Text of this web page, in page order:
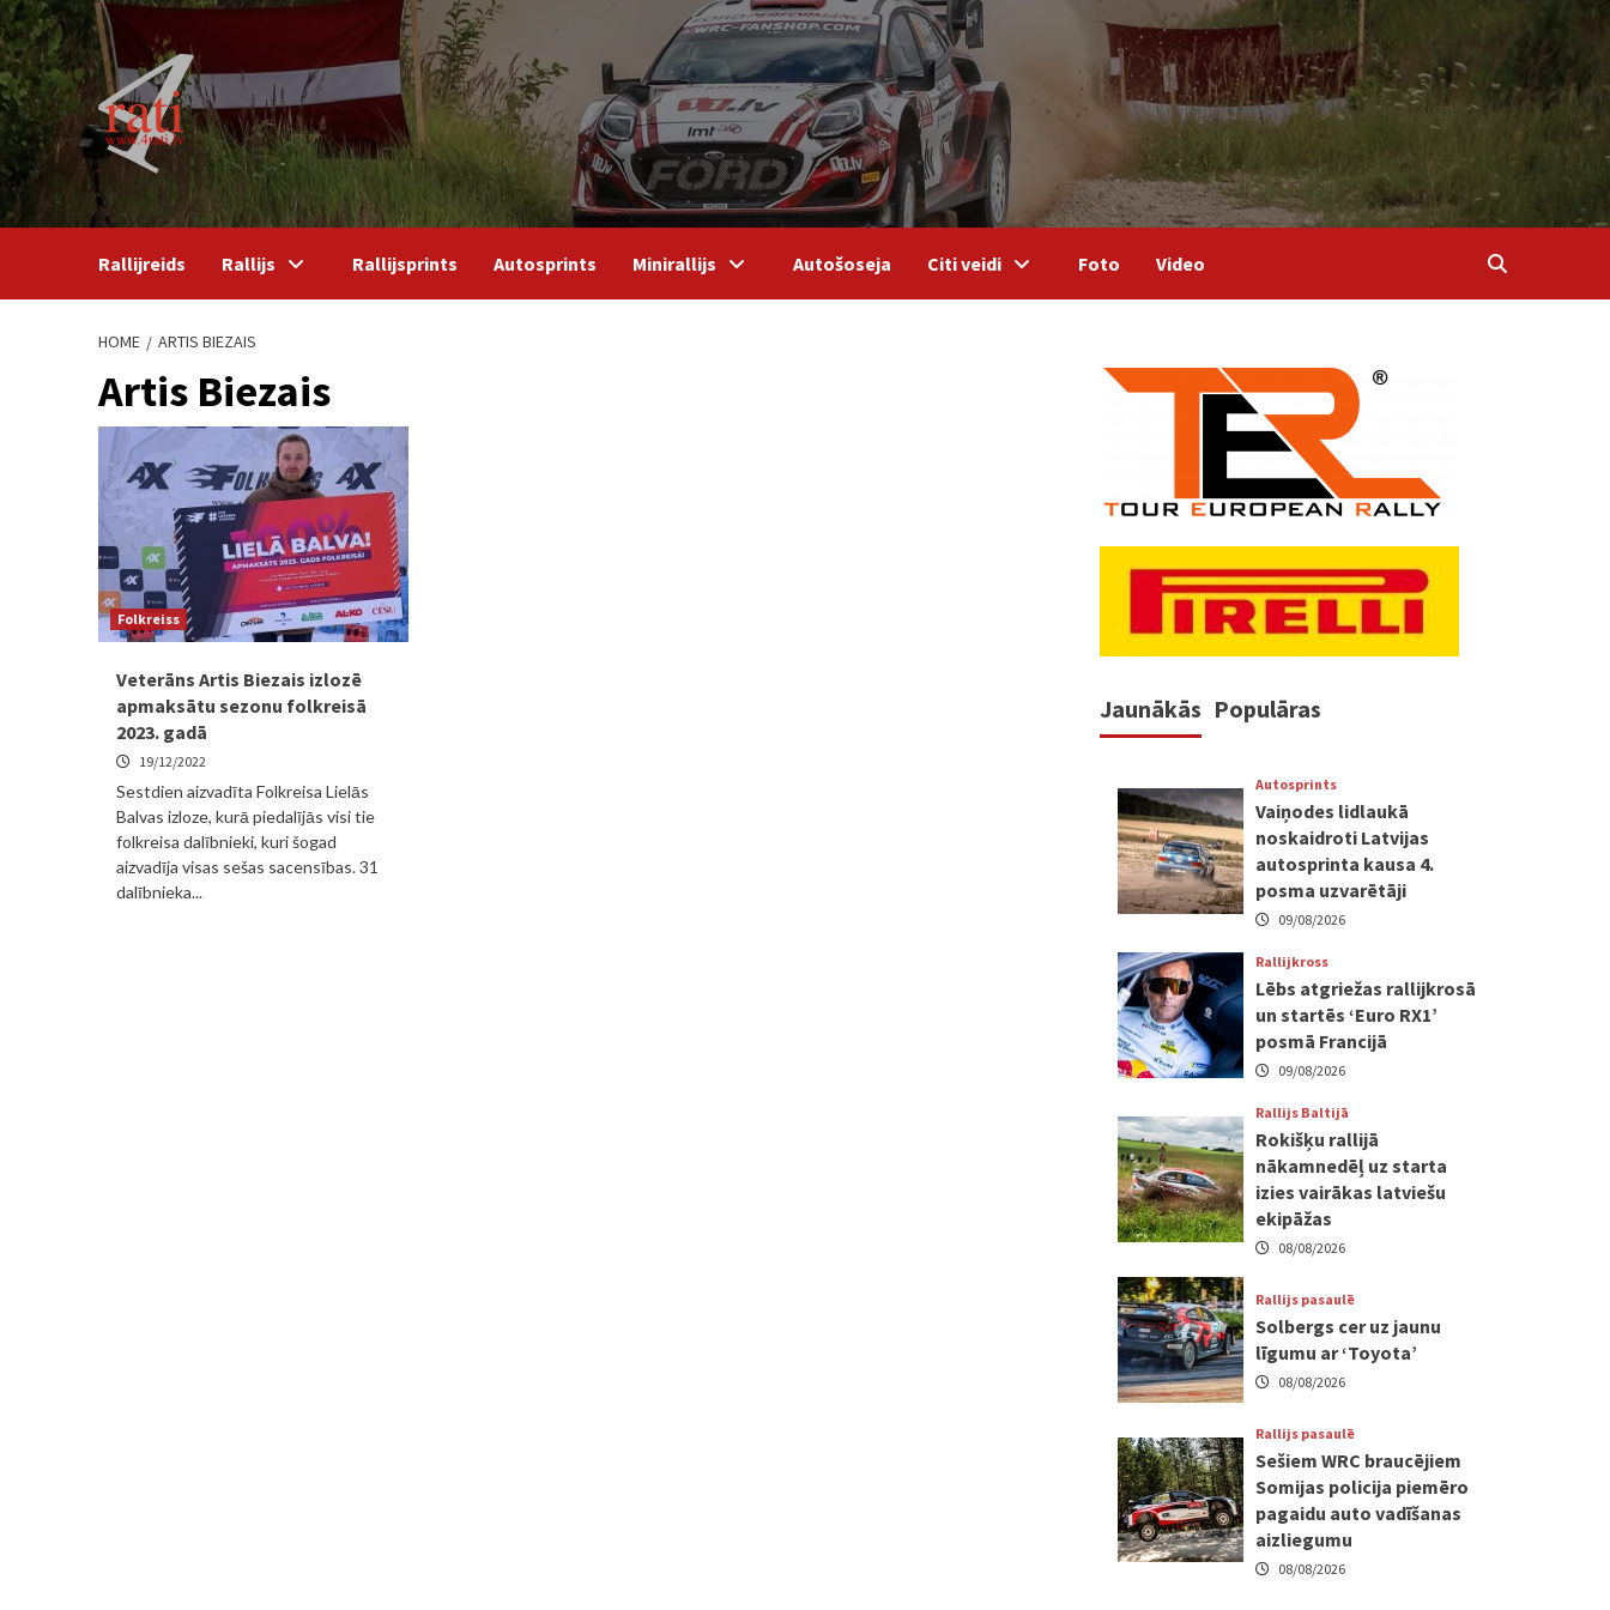
Skip
to
content
Rallijreids Rallijs Rallijsprints Autosprints Minirallijs Autošoseja Citi veidi Foto Video
HOME ARTIS BIEZAIS
Artis Biezais
Folkreiss
Veterāns Artis Biezais izlozē
apmaksātu sezonu folkreisā
2023. gadā
19/12/2022
Sestdien aizvadīta Folkreisa Lielās
Balvas izloze, kurā piedalījās visi tie
folkreisa dalībnieki, kuri šogad
aizvadīja visas sešas sacensības. 31
dalībnieka...
Jaunākās Populāras
Autosprints
Vaiņodes lidlaukā
noskaidroti Latvijas
autosprinta kausa 4.
posma uzvarētāji
09/08/2026
Rallijkross
Lēbs atgriežas rallijkrosā
un startēs ‘Euro RX1’
posmā Francijā
09/08/2026
Rallijs Baltijā
Rokišķu rallijā
nākamnedēļ uz starta
izies vairākas latviešu
ekipāžas
08/08/2026
Rallijs pasaulē
Solbergs cer uz jaunu
līgumu ar ‘Toyota’
08/08/2026
Rallijs pasaulē
Sešiem WRC braucējiem
Somijas policija piemēro
pagaidu auto vadīšanas
aizliegumu
08/08/2026